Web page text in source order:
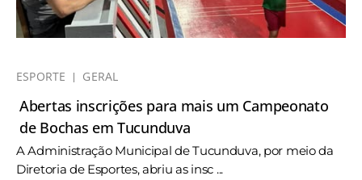
ESPORTE GERAL
Abertas inscrições para mais um Campeonato
de Bochas em Tucunduva
A Administração Municipal de Tucunduva, por meio da
Diretoria de Esportes, abriu as insc ...